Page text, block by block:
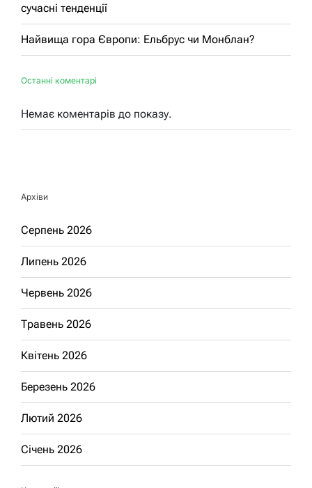
сучасні тенденції
Найвища гора Європи: Ельбрус чи Монблан?
Останні коментарі
Немає коментарів до показу.
Архіви
Серпень 2026
Липень 2026
Червень 2026
Травень 2026
Квітень 2026
Березень 2026
Лютий 2026
Січень 2026